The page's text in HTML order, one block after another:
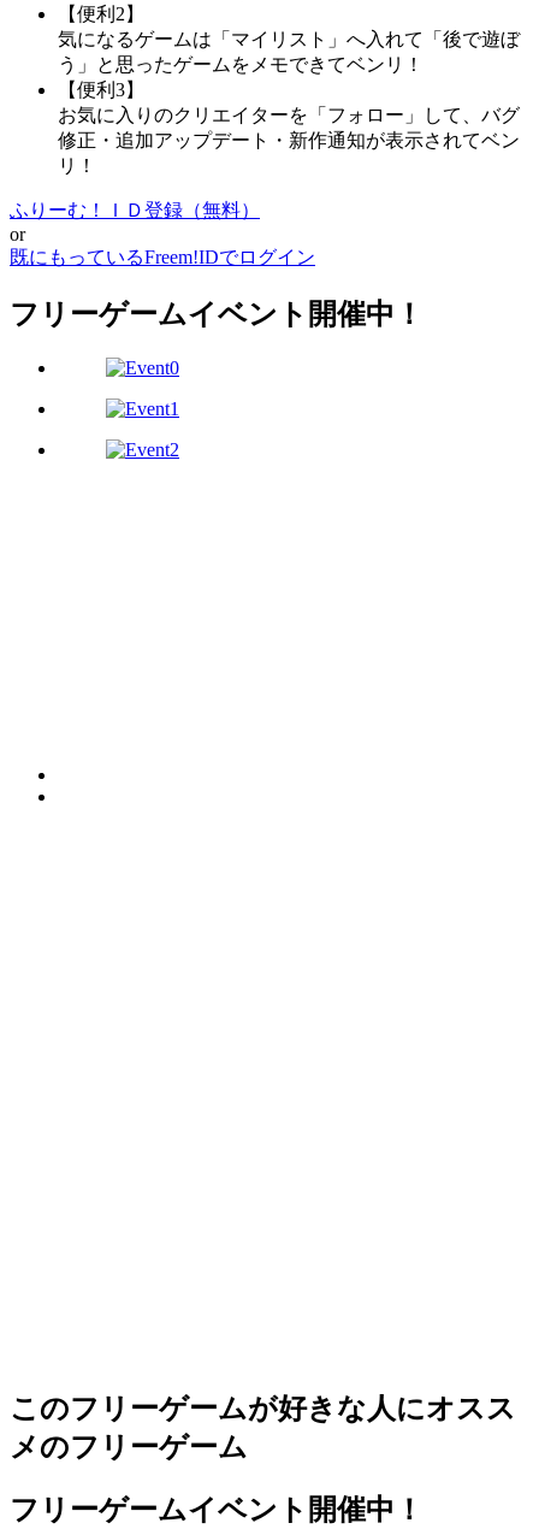
【便利2】
気になるゲームは「マイリスト」へ入れて「後で遊ぼ
う」と思ったゲームをメモできてベンリ！
【便利3】
お気に入りのクリエイターを「フォロー」して、バグ
修正・追加アップデート・新作通知が表示されてベン
リ！
ふりーむ！ＩＤ登録（無料）
or
既にもっているFreem!IDでログイン
フリーゲームイベント開催中！
このフリーゲームが好きな人にオスス
メのフリーゲーム
フリーゲームイベント開催中！